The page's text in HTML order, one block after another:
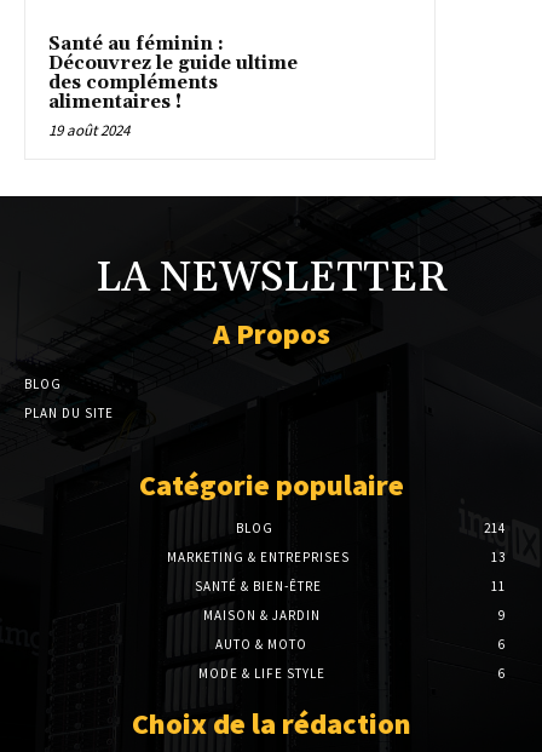
Santé au féminin :
Découvrez le guide ultime
des compléments
alimentaires !
19 août 2024
LA NEWSLETTER
A Propos
BLOG
PLAN DU SITE
Catégorie populaire
BLOG
214
MARKETING & ENTREPRISES
13
SANTÉ & BIEN-ÊTRE
11
MAISON & JARDIN
9
AUTO & MOTO
6
MODE & LIFE STYLE
6
Choix de la rédaction